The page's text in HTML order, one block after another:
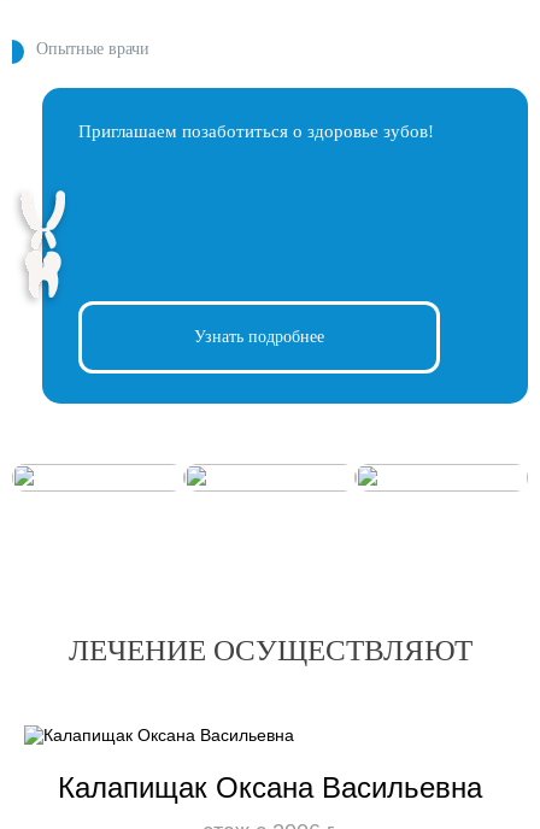
Опытные врачи
Приглашаем позаботиться о здоровье зубов!
Узнать подробнее
ЛЕЧЕНИЕ ОСУЩЕСТВЛЯЮТ
Калапищак Оксана Васильевна